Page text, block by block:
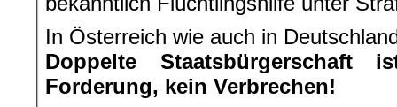
In Österreich wie auch in
Doppelte Staatsbürgerschaft
Forderung, kein Verbrechen!